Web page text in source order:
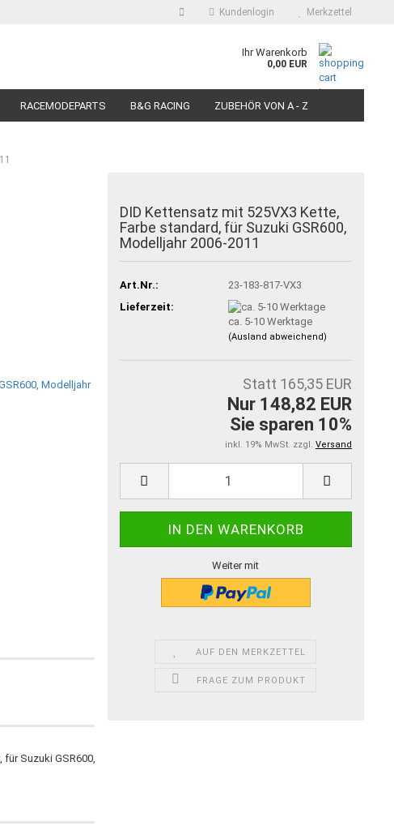
Kundenlogin
Passwort vergessen?
Merkzettel
Ihr Warenkorb
0,00 EUR
RACEMODEPARTS B&G RACING ZUBEHÖR VON A - Z
DID Kettensatz mit 525VX3 Kette,
Farbe standard, für Suzuki GSR600,
Modelljahr 2006-2011
Art.Nr.:
23-183-817-VX3
Lieferzeit:
ca. 5-10 Werktage
(Ausland abweichend)
Statt 165,35 EUR
Nur 148,82 EUR
Sie sparen 10%
inkl. 19% MwSt. zzgl. Versand
Weiter mit
AUF DEN MERKZETTEL
FRAGE ZUM PRODUKT
für Suzuki GSR600,